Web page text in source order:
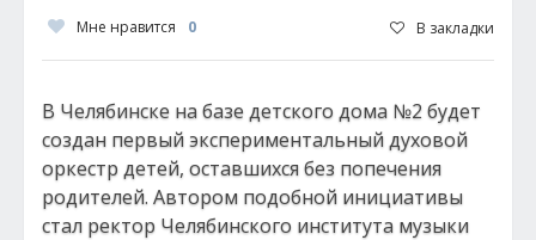
Мне нравится 0 В закладки
В Челябинске на базе детского дома №2 будет
создан первый экспериментальный духовой
оркестр детей, оставшихся без попечения
родителей. Автором подобной инициативы
стал ректор Челябинского института музыки